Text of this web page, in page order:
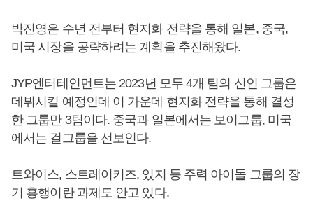
박진영은 수년 전부터 현지화 전략을 통해 일본, 중국,
미국 시장을 공략하려는 계획을 추진해왔다.
JYP엔터테인먼트는 2023년 모두 4개 팀의 신인 그룹은
데뷔시킬 예정인데 이 가운데 현지화 전략을 통해 결성
한 그룹만 3팀이다. 중국과 일본에서는 보이그룹, 미국
에서는 걸그룹을 선보인다.
트와이스, 스트레이키즈, 있지 등 주력 아이돌 그룹의 장
기 흥행이란 과제도 안고 있다.